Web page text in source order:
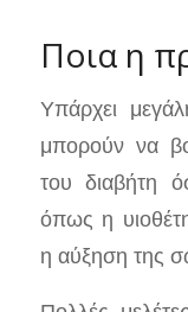
Ποια η
Υπάρχει
μπορούν να
του διαβήτη
όπως η
η αύξηση της